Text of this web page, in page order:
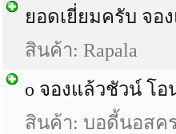
ยอดเยี่ยมครับ จอ
สินค้า: Rapala
o จองแล้วชัวน์ โ
สินค้า: บอดี้นอสค